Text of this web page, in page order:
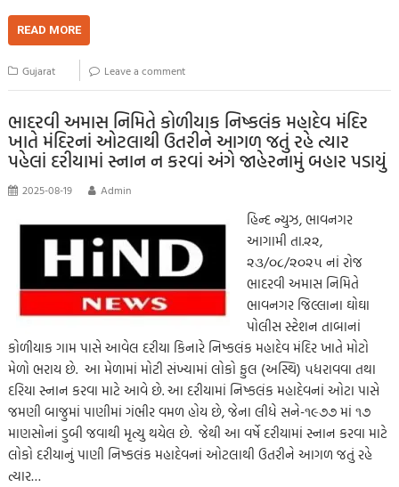
ce
b
o
o
k
wi
tt
er
m h
s
A
p
p
o
y
Li
nk
es
g
er
es
e
le
m
READ MORE
Gujarat Leave a comment
ભાદરવી અમાસ નિમિતે કોળીયાક નિષ્કલંક મહાદેવ મંદિર
ખાતે મંદિરનાં ઓટલાથી ઉતરીને આગળ જતું રહે ત્યાર
પહેલાં દરીયામાં સ્નાન ન કરવાં અંગે જાહેરનામું બહાર પડાયું
2025-08-19 Admin
હિન્દ ન્યુઝ, ભાવનગર
આગામી તા.૨૨,
૨૩/૦૮/૨૦૨૫ નાં રોજ
ભાદરવી અમાસ નિમિતે
ભાવનગર જિલ્લાના ઘોઘા
પોલીસ સ્ટેશન તાબાનાં
કોળીયાક ગામ પાસે આવેલ દરીયા કિનારે નિષ્કલંક મહાદેવ મંદિર ખાતે મોટો
મેળો ભરાય છે. આ મેળામાં મોટી સંખ્યામાં લોકો ફુલ (અસ્થિ) ૫ધરાવવા તથા
દરિયા સ્નાન કરવા માટે આવે છે. આ દરીયામાં નિષ્કલંક મહાદેવનાં ઓટા પાસે
જમણી બાજુમાં પાણીમાં ગંભીર વમળ હોય છે, જેના લીધે સને-૧૯૭૭ માં ૧૭
માણસોનાં ડુબી જવાથી મૃત્યુ થયેલ છે. જેથી આ વર્ષે દરીયામાં સ્નાન કરવા માટે
લોકો દરીયાનું પાણી નિષ્કલંક મહાદેવનાં ઓટલાથી ઉતરીને આગળ જતું રહે
ત્યાર…